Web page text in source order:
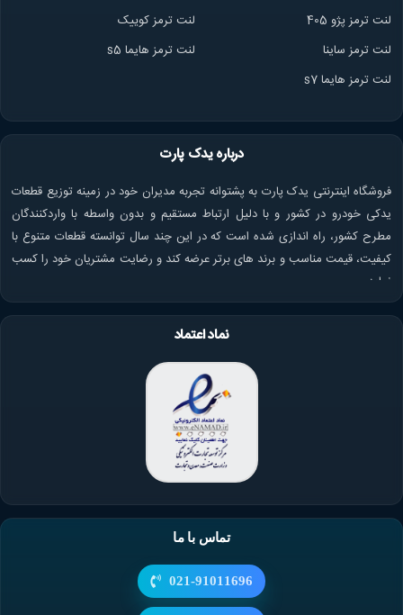
لنت ترمز پژو 405
لنت ترمز کوییک
لنت ترمز ساینا
لنت ترمز هایما s5
لنت ترمز هایما s7
درباره یدک پارت
فروشگاه اینترنتی یدک پارت به پشتوانه تجربه مدیران خود در زمینه توزیع قطعات
یدکی خودرو در کشور و با دلیل ارتباط مستقیم و بدون واسطه با واردکنندگان
مطرح کشور، راه اندازی شده است که در این چند سال توانسته قطعات متنوع با
کیفیت، قیمت مناسب و برند های برتر عرضه کند و رضایت مشتریان خود را کسب
نماید.
نماد اعتماد
تماس با ما
021-91011696